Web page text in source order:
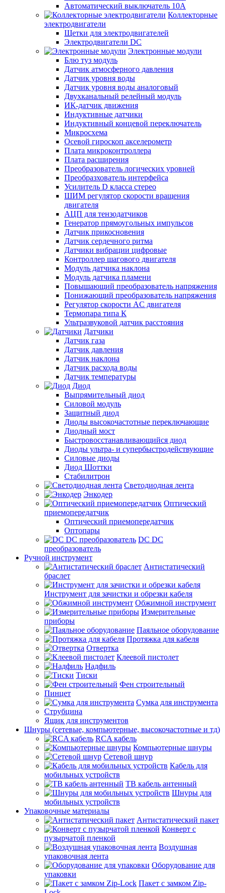
Автоматический выключатель 10А
Коллекторные
электродвигатели
Щетки для электродвигателей
Электродвигатели DC
Электронные модули
Блю туз модуль
Датчик атмосферного давления
Датчик уровня воды
Датчик уровня воды аналоговый
Двухканальный релейный модуль
ИК-датчик движения
Индуктивные датчики
Индуктивный концевой переключатель
Микросхема
Осевой гироскоп акселерометр
Плата микроконтроллера
Плата расширения
Преобразователь логических уровней
Преобразхователь интерфейса
Усилитель D класса стерео
ШИМ регулятор скорости вращения
двигателя
АЦП для тензодатчиков
Генератор прямоугольных импульсов
Датчик прикосновения
Датчик сердечного ритма
Датчики вибрации цифровые
Контроллер шагового двигателя
Модуль датчика наклона
Модуль датчика пламени
Повышающий преобразователь напряжения
Понижающий преобразователь напряжения
Регулятор скорости AC двигателя
Термопара типа К
Ультразвуковой датчик расстояния
Датчики
Датчик газа
Датчик давления
Датчик наклона
Датчик расхода воды
Датчик температуры
Диод
Выпрямительный диод
Силовой модуль
Защитный диод
Диоды высокочастотные переключающие
Диодный мост
Быстровосстанавливающийся диод
Диоды ультра- и супербыстродействующие
Силовые диоды
Диод Шоттки
Стабилитрон
Светодиодная лента
Энкодер
Оптический
приемопередатчик
Оптический приемопередатчик
Оптопары
DC DC
преобразователь
Ручной инструмент
Антистатический
браслет
Инструмент для зачистки и обрезки кабеля
Обжимной инструмент
Измерительные
приборы
Паяльное оборудование
Протяжка для кабеля
Отвертка
Клеевой пистолет
Надфиль
Тиски
Фен строительный
Пинцет
Сумка для инструмента
Струбцина
Ящик для инструментов
Шнуры (сетевые, компьютерные, высокочастотные и тд)
RCA кабель
Компьютерные шнуры
Сетевой шнур
Кабель для
мобильных устройств
ТВ кабель антенный
Шнуры для
мобильных устройств
Упаковочные материалы
Антистатический пакет
Конверт с
пузырчатой пленкой
Воздушная
упаковочная лента
Оборудование для
упаковки
Пакет с замком Zip-